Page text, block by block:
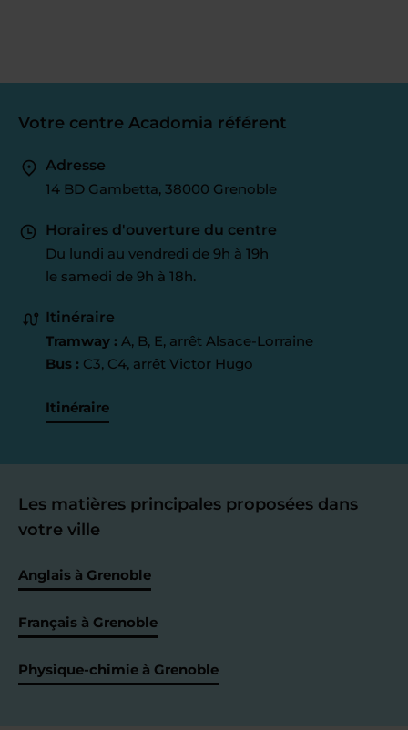
Votre centre Acadomia référent
Adresse
14 BD Gambetta, 38000 Grenoble
Horaires d'ouverture du centre
Du lundi au vendredi de 9h à 19h
le samedi de 9h à 18h.
Itinéraire
Tramway : A, B, E, arrêt Alsace-Lorraine
Bus : C3, C4, arrêt Victor Hugo
Itinéraire
Les matières principales proposées dans
votre ville
Anglais à Grenoble
Français à Grenoble
Physique-chimie à Grenoble